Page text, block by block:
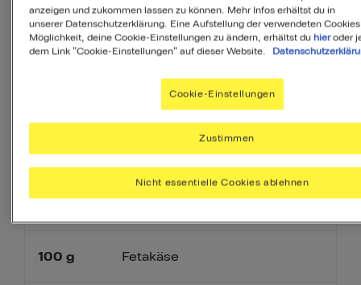
Zutaten
Portionen
100 g
100 g
Schweineschnitzel
Paprika, eingelegt
Fetakäse
anzeigen und zukommen lassen zu können. Mehr Infos erhältst du in
unserer Datenschutzerklärung. Eine Aufstellung der verwendeten
Möglichkeit, deine Cookie-Einstellungen zu ändern, erhältst du hieroder
dem Link "Cookie-Einstellungen" auf dieser Website.
Cookie-Einstellungen
Nicht essentielle Cookies ablehnen
Zustimmen